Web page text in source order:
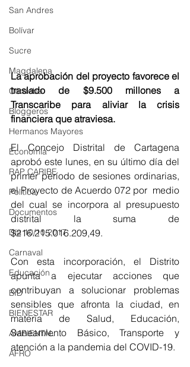
San Andres
Bolívar
Sucre
Magdalena
Córdoba
Bloggeros
Hermanos Mayores
Economía
RAP CARIBE
Política
Documentos
Día 10/10 2017
Carnaval
Educación
BID
BIENESTAR
AMBIENTAL
AFRO
La aprobación del proyecto favorece el
traslado de $9.500 millones a
Transcaribe para aliviar la crisis
financiera que atraviesa.
El Concejo Distrital de Cartagena
aprobó este lunes, en su último día del
primer período de sesiones ordinarias,
el Proyecto de Acuerdo 072 por  medio
del cual se incorpora al presupuesto
distrital la suma de
$216.215.016.209,49.
Con esta incorporación, el Distrito
apunta a ejecutar acciones que
contribuyan a solucionar problemas
sensibles que afronta la ciudad, en
materia de Salud, Educación,
Saneamiento Básico, Transporte y
atención a la pandemia del COVID-19.